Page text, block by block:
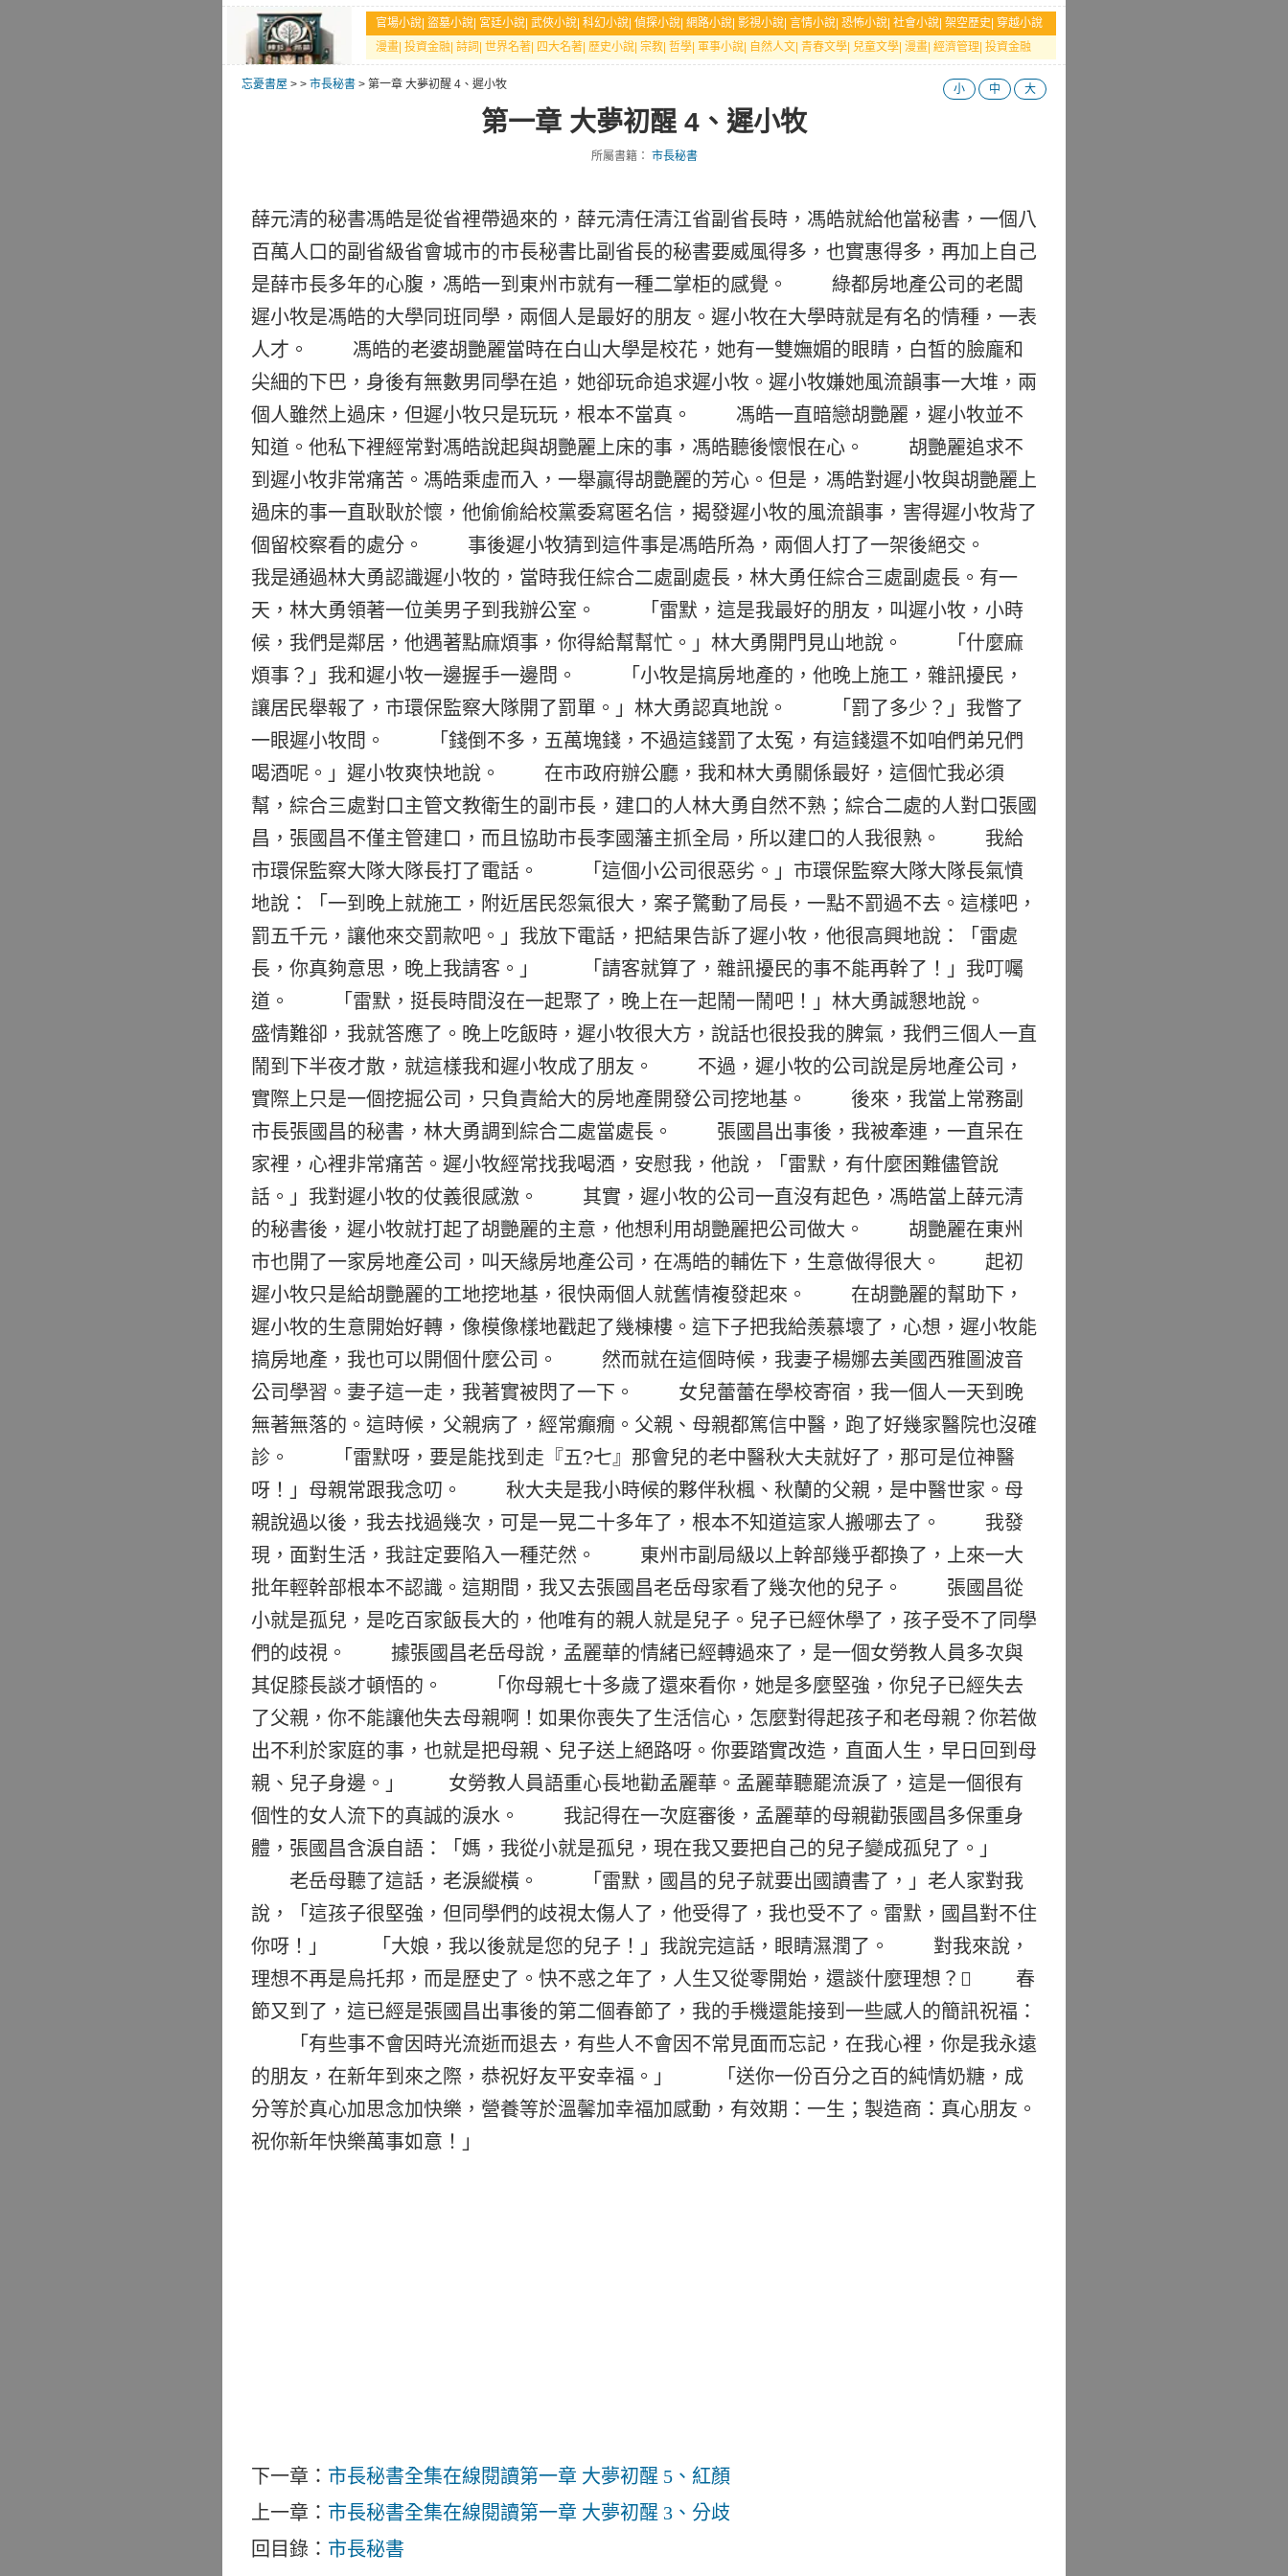
官場小說 盜墓小說 宮廷小說 武俠小說 科幻小說 偵探小說 網路小說 影視小說 言情小說 恐怖小說 社會小說 架空歷史 穿越小說
漫畫 投資金融 詩詞 世界名著 四大名著 歷史小說 宗教 哲學 軍事小說 自然人文 青春文學 兒童文學 漫畫 經濟管理 投資金融
忘憂書屋 > > 市長秘書 > 第一章 大夢初醒 4、遲小牧 小 中 大
第一章 大夢初醒 4、遲小牧
所屬書籍： 市長秘書
薛元清的秘書馮皓是從省裡帶過來的，薛元清任清江省副省長時，馮皓就給他當秘書，一個八
百萬人口的副省級省會城市的市長秘書比副省長的秘書要威風得多，也實惠得多，再加上自己
是薛市長多年的心腹，馮皓一到東州市就有一種二掌柜的感覺。 綠都房地產公司的老闆
遲小牧是馮皓的大學同班同學，兩個人是最好的朋友。遲小牧在大學時就是有名的情種，一表
人才。 馮皓的老婆胡艷麗當時在白山大學是校花，她有一雙嫵媚的眼睛，白皙的臉龐和
尖細的下巴，身後有無數男同學在追，她卻玩命追求遲小牧。遲小牧嫌她風流韻事一大堆，兩
個人雖然上過床，但遲小牧只是玩玩，根本不當真。 馮皓一直暗戀胡艷麗，遲小牧並不
知道。他私下裡經常對馮皓說起與胡艷麗上床的事，馮皓聽後懷恨在心。 胡艷麗追求不
到遲小牧非常痛苦。馮皓乘虛而入，一舉贏得胡艷麗的芳心。但是，馮皓對遲小牧與胡艷麗上
過床的事一直耿耿於懷，他偷偷給校黨委寫匿名信，揭發遲小牧的風流韻事，害得遲小牧背了
個留校察看的處分。 事後遲小牧猜到這件事是馮皓所為，兩個人打了一架後絕交。
我是通過林大勇認識遲小牧的，當時我任綜合二處副處長，林大勇任綜合三處副處長。有一
天，林大勇領著一位美男子到我辦公室。 「雷默，這是我最好的朋友，叫遲小牧，小時
候，我們是鄰居，他遇著點麻煩事，你得給幫幫忙。」林大勇開門見山地說。 「什麼麻
煩事？」我和遲小牧一邊握手一邊問。 「小牧是搞房地產的，他晚上施工，雜訊擾民，
讓居民舉報了，市環保監察大隊開了罰單。」林大勇認真地說。 「罰了多少？」我瞥了
一眼遲小牧問。 「錢倒不多，五萬塊錢，不過這錢罰了太冤，有這錢還不如咱們弟兄們
喝酒呢。」遲小牧爽快地說。 在市政府辦公廳，我和林大勇關係最好，這個忙我必須
幫，綜合三處對口主管文教衛生的副市長，建口的人林大勇自然不熟；綜合二處的人對口張國
昌，張國昌不僅主管建口，而且協助市長李國藩主抓全局，所以建口的人我很熟。 我給
市環保監察大隊大隊長打了電話。 「這個小公司很惡劣。」市環保監察大隊大隊長氣憤
地說：「一到晚上就施工，附近居民怨氣很大，案子驚動了局長，一點不罰過不去。這樣吧，
罰五千元，讓他來交罰款吧。」我放下電話，把結果告訴了遲小牧，他很高興地說：「雷處
長，你真夠意思，晚上我請客。」 「請客就算了，雜訊擾民的事不能再幹了！」我叮囑
道。 「雷默，挺長時間沒在一起聚了，晚上在一起鬧一鬧吧！」林大勇誠懇地說。
盛情難卻，我就答應了。晚上吃飯時，遲小牧很大方，說話也很投我的脾氣，我們三個人一直
鬧到下半夜才散，就這樣我和遲小牧成了朋友。 不過，遲小牧的公司說是房地產公司，
實際上只是一個挖掘公司，只負責給大的房地產開發公司挖地基。 後來，我當上常務副
市長張國昌的秘書，林大勇調到綜合二處當處長。 張國昌出事後，我被牽連，一直呆在
家裡，心裡非常痛苦。遲小牧經常找我喝酒，安慰我，他說，「雷默，有什麼困難儘管說
話。」我對遲小牧的仗義很感激。 其實，遲小牧的公司一直沒有起色，馮皓當上薛元清
的秘書後，遲小牧就打起了胡艷麗的主意，他想利用胡艷麗把公司做大。 胡艷麗在東州
市也開了一家房地產公司，叫天緣房地產公司，在馮皓的輔佐下，生意做得很大。 起初
遲小牧只是給胡艷麗的工地挖地基，很快兩個人就舊情複發起來。 在胡艷麗的幫助下，
遲小牧的生意開始好轉，像模像樣地戳起了幾棟樓。這下子把我給羨慕壞了，心想，遲小牧能
搞房地產，我也可以開個什麼公司。 然而就在這個時候，我妻子楊娜去美國西雅圖波音
公司學習。妻子這一走，我著實被閃了一下。 女兒蕾蕾在學校寄宿，我一個人一天到晚
無著無落的。這時候，父親病了，經常癲癇。父親、母親都篤信中醫，跑了好幾家醫院也沒確
診。 「雷默呀，要是能找到走『五?七』那會兒的老中醫秋大夫就好了，那可是位神醫
呀！」母親常跟我念叨。 秋大夫是我小時候的夥伴秋楓、秋蘭的父親，是中醫世家。母
親說過以後，我去找過幾次，可是一晃二十多年了，根本不知道這家人搬哪去了。 我發
現，面對生活，我註定要陷入一種茫然。 東州市副局級以上幹部幾乎都換了，上來一大
批年輕幹部根本不認識。這期間，我又去張國昌老岳母家看了幾次他的兒子。 張國昌從
小就是孤兒，是吃百家飯長大的，他唯有的親人就是兒子。兒子已經休學了，孩子受不了同學
們的歧視。 據張國昌老岳母說，孟麗華的情緒已經轉過來了，是一個女勞教人員多次與
其促膝長談才頓悟的。 「你母親七十多歲了還來看你，她是多麼堅強，你兒子已經失去
了父親，你不能讓他失去母親啊！如果你喪失了生活信心，怎麼對得起孩子和老母親？你若做
出不利於家庭的事，也就是把母親、兒子送上絕路呀。你要踏實改造，直面人生，早日回到母
親、兒子身邊。」 女勞教人員語重心長地勸孟麗華。孟麗華聽罷流淚了，這是一個很有
個性的女人流下的真誠的淚水。 我記得在一次庭審後，孟麗華的母親勸張國昌多保重身
體，張國昌含淚自語：「媽，我從小就是孤兒，現在我又要把自己的兒子變成孤兒了。」
老岳母聽了這話，老淚縱橫。 「雷默，國昌的兒子就要出國讀書了，」老人家對我
說，「這孩子很堅強，但同學們的歧視太傷人了，他受得了，我也受不了。雷默，國昌對不住
你呀！」 「大娘，我以後就是您的兒子！」我說完這話，眼睛濕潤了。 對我來說，
理想不再是烏托邦，而是歷史了。快不惑之年了，人生又從零開始，還談什麼理想？ 春
節又到了，這已經是張國昌出事後的第二個春節了，我的手機還能接到一些感人的簡訊祝福：
「有些事不會因時光流逝而退去，有些人不會因不常見面而忘記，在我心裡，你是我永遠
的朋友，在新年到來之際，恭祝好友平安幸福。」 「送你一份百分之百的純情奶糖，成
分等於真心加思念加快樂，營養等於溫馨加幸福加感動，有效期：一生；製造商：真心朋友。
祝你新年快樂萬事如意！」
下一章： 市長秘書全集在線閱讀第一章 大夢初醒 5、紅顏
上一章： 市長秘書全集在線閱讀第一章 大夢初醒 3、分歧
回目錄： 市長秘書